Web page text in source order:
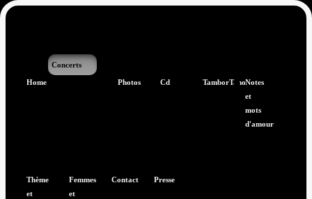
Home
Concerts
Photos Cd TamborTanoNotes
et
mots
d'amour
Thème
et
Femmes
et
Contact Presse